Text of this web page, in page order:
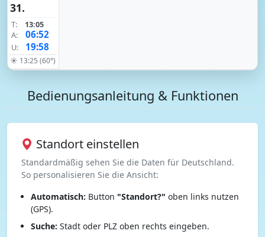
31.
T:
13:05
A:
06:52
U: 19:58
☀ 13:25 (60°)
Bedienungsanleitung & Funktionen
Standort einstellen
Standardmäßig sehen Sie die Daten für Deutschland.
So personalisieren Sie die Ansicht:
Automatisch: Button "Standort?" oben links nutzen
(GPS).
Suche: Stadt oder PLZ oben rechts eingeben.